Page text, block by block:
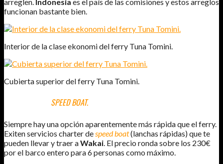
funcionan bastante bien.
Interior de la clase ekonomi del ferry Tuna Tomini.
Cubierta superior del ferry Tuna Tomini.
SPEED BOAT.
Siempre hay una opción aparentemente más rápida que el ferry.
Exiten servicios charter de speed boat(lanchas rápidas) que te
pueden llevar y traer aWakai . El precio ronda sobre los 230€
por el barco entero para 6 personas como máximo.